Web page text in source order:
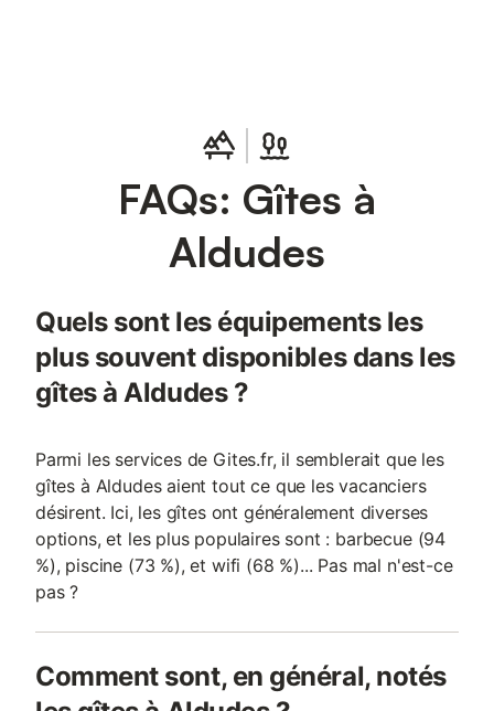
FAQs: Gîtes à
Aldudes
Quels sont les équipements les
plus souvent disponibles dans les
gîtes à Aldudes ?
Parmi les services de Gites.fr, il semblerait que les
gîtes à Aldudes aient tout ce que les vacanciers
désirent. Ici, les gîtes ont généralement diverses
options, et les plus populaires sont : barbecue (94
%), piscine (73 %), et wifi (68 %)... Pas mal n'est-ce
pas ?
Comment sont, en général, notés